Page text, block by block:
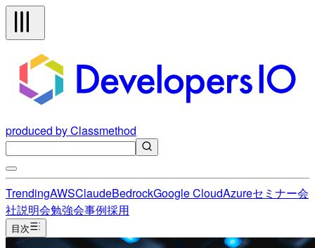
produced by Classmethod
TrendingAWSClaudeBedrockGoogle CloudAzureセミナー会
社説明会勉強会事例採用
目次